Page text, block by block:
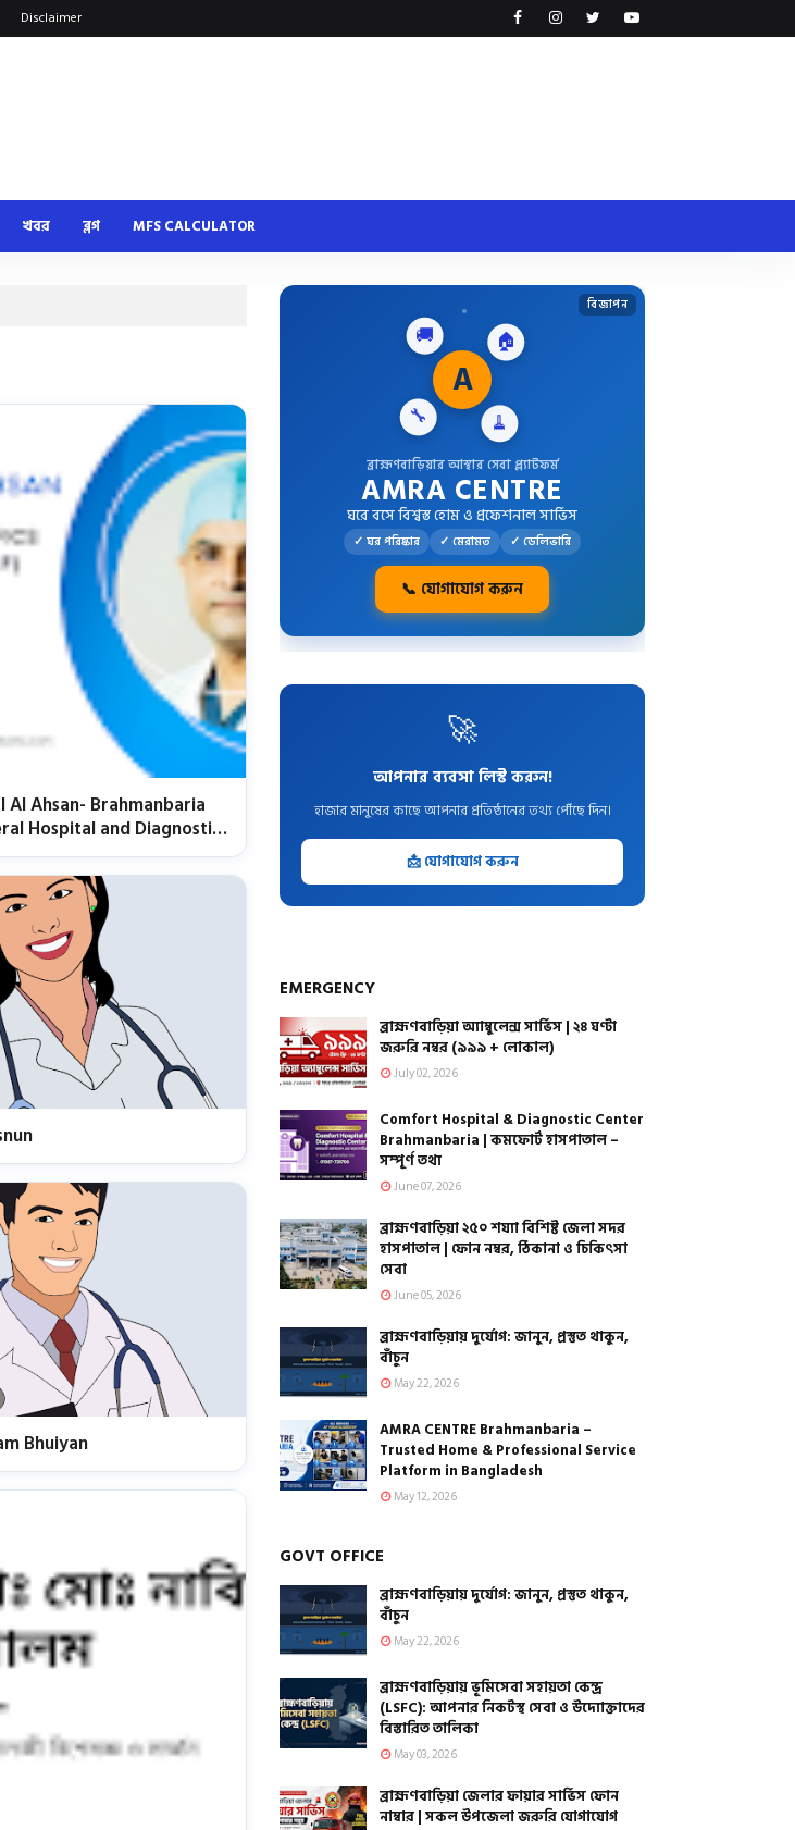
Disclaimer
খবর ব্লগ MFS CALCULATOR
Hospital and Diagnostic
Bhuiyan
বিজ্ঞাপন
🏠
🧹
🔧
🚚
A
ব্রাহ্মণবাড়িয়ার আস্থার সেবা প্ল্যাটফর্ম
AMRA CENTRE
ঘরে বসে বিশ্বস্ত হোম ও প্রফেশনাল সার্ভিস
✓ ঘর পরিষ্কার ✓ মেরামত ✓ ডেলিভারি
📞 যোগাযোগ করুন
🚀
আপনার ব্যবসা লিস্ট করুন!
হাজার মানুষের কাছে আপনার প্রতিষ্ঠানের তথ্য পৌঁছে দিন।
📩 যোগাযোগ করুন
EMERGENCY
ব্রাহ্মণবাড়িয়া অ্যাম্বুলেন্স সার্ভিস | ২৪ ঘণ্টা
জরুরি নম্বর (৯৯৯ + লোকাল)
July 02, 2026
Comfort Hospital & Diagnostic Center
Brahmanbaria | কমফোর্ট হাসপাতাল –
সম্পূর্ণ তথ্য
June 07, 2026
ব্রাহ্মণবাড়িয়া ২৫০ শয্যা বিশিষ্ট জেলা সদর
হাসপাতাল | ফোন নম্বর, ঠিকানা ও চিকিৎসা
সেবা
June 05, 2026
ব্রাহ্মণবাড়িয়ায় দুর্যোগ: জানুন, প্রস্তুত থাকুন,
বাঁচুন
May 22, 2026
AMRA CENTRE Brahmanbaria –
Trusted Home & Professional Service
Platform in Bangladesh
May 12, 2026
GOVT OFFICE
ব্রাহ্মণবাড়িয়ায় দুর্যোগ: জানুন, প্রস্তুত থাকুন,
বাঁচুন
May 22, 2026
ব্রাহ্মণবাড়িয়ায় ভূমিসেবা সহায়তা কেন্দ্র
(LSFC): আপনার নিকটস্থ সেবা ও উদ্যোক্তাদের
বিস্তারিত তালিকা
May 03, 2026
ব্রাহ্মণবাড়িয়া জেলার ফায়ার সার্ভিস ফোন
নাম্বার | সকল উপজেলা জরুরি যোগাযোগ